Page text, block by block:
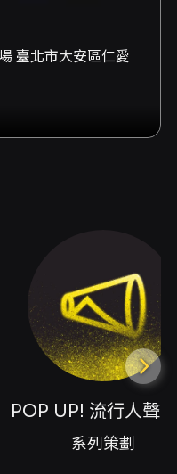
臺北市大安區仁愛
瑛、打擊Gabriel
堡爵士合唱團
音樂會，為台灣聽
即興人聲實驗的高
Vocal Asia 人聲樂
劃，納入「POP UP!
際一流人聲合唱團首
要的藝術交流與教
成立於1990年，
POP UP! 流行人聲
系列策劃